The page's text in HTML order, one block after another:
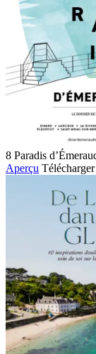
8 Paradis
Aperçu Télécharger